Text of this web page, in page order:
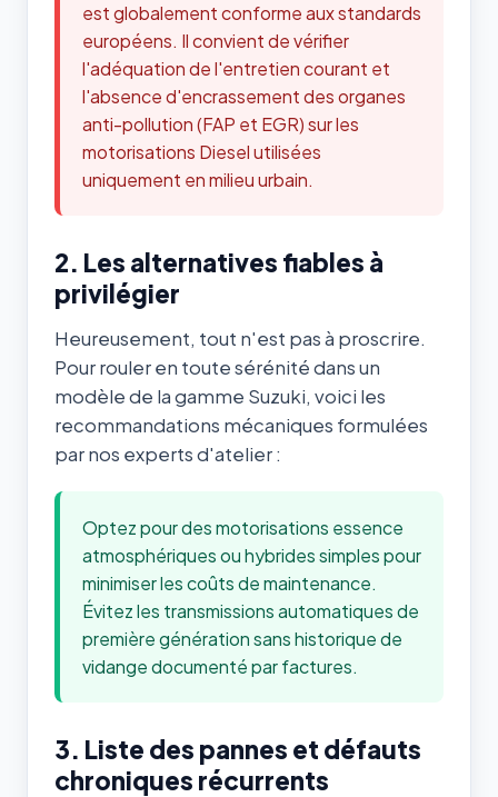
est globalement conforme aux standards
européens. Il convient de vérifier
l'adéquation de l'entretien courant et
l'absence d'encrassement des organes
anti-pollution (FAP et EGR) sur les
motorisations Diesel utilisées
uniquement en milieu urbain.
2. Les alternatives fiables à
privilégier
Heureusement, tout n'est pas à proscrire.
Pour rouler en toute sérénité dans un
modèle de la gamme Suzuki, voici les
recommandations mécaniques formulées
par nos experts d'atelier :
Optez pour des motorisations essence
atmosphériques ou hybrides simples pour
minimiser les coûts de maintenance.
Évitez les transmissions automatiques de
première génération sans historique de
vidange documenté par factures.
3. Liste des pannes et défauts
chroniques récurrents